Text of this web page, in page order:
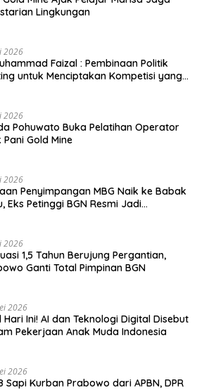
Lingkungan
2026
Faizal : Pembinaan Politik
untuk Menciptakan Kompetisi yang
2026
Pohuwato Buka Pelatihan Operator
Pani Gold Mine
2026
Penyimpangan MBG Naik ke Babak
Eks Petinggi BGN Resmi Jadi
2026
1,5 Tahun Berujung Pergantian,
Ganti Total Pimpinan BGN
2026
Hari Ini! AI dan Teknologi Digital Disebut
Pekerjaan Anak Muda Indonesia
2026
Sapi Kurban Prabowo dari APBN, DPR